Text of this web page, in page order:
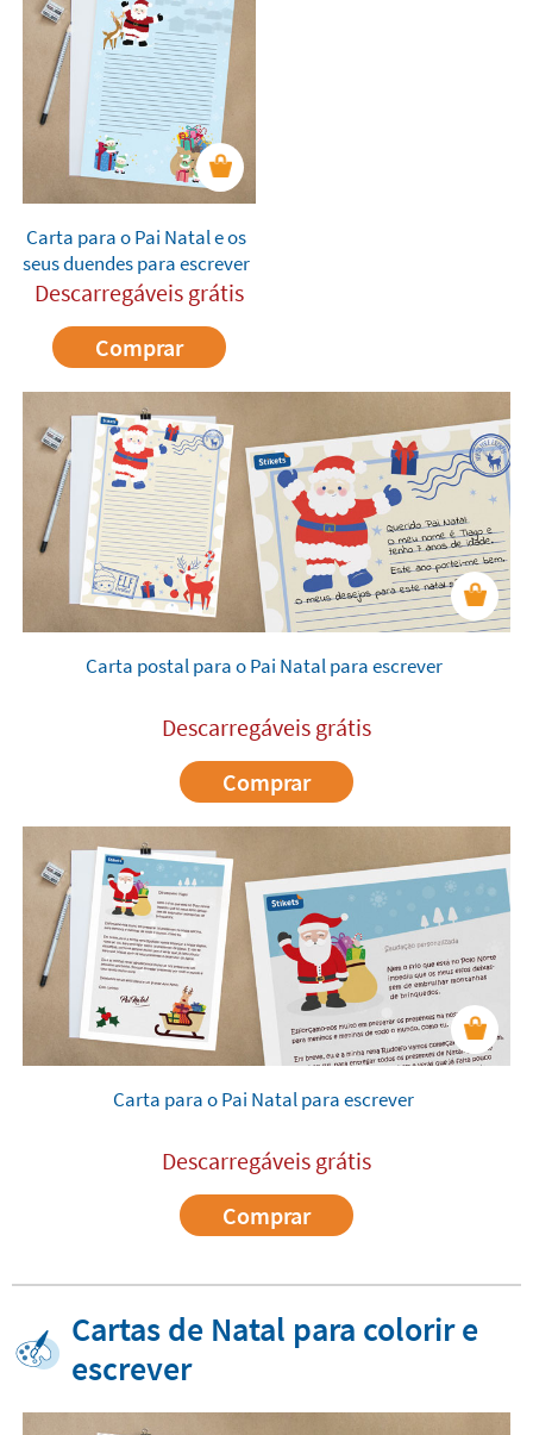
Carta para o Pai Natal e os
seus duendes para escrever
Descarregáveis grátis
Comprar
Carta postal para o Pai Natal para escrever
Descarregáveis grátis
Comprar
Carta para o Pai Natal para escrever
Descarregáveis grátis
Comprar
Cartas de Natal para colorir e
escrever